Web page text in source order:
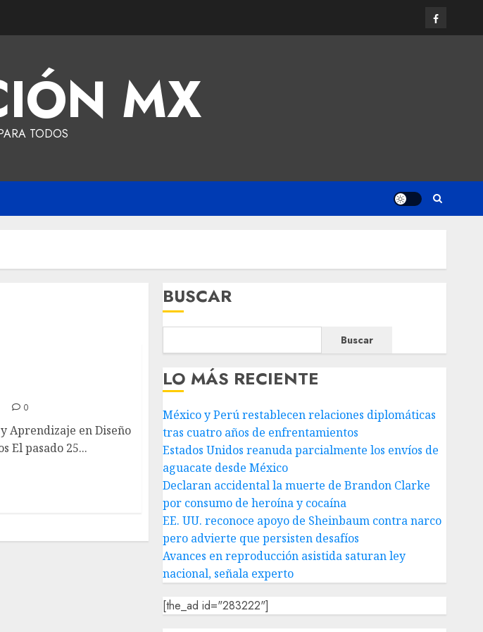
MX
TODOS
0
Aprendizaje en Diseño
El pasado 25...
BUSCAR
Buscar
LO MÁS RECIENTE
México y Perú restablecen relaciones diplomáticas
tras cuatro años de enfrentamientos
Estados Unidos reanuda parcialmente los envíos de
aguacate desde México
Declaran accidental la muerte de Brandon Clarke
por consumo de heroína y cocaína
EE. UU. reconoce apoyo de Sheinbaum contra narco
pero advierte que persisten desafíos
Avances en reproducción asistida saturan ley
nacional, señala experto
[the_ad id="283222"]